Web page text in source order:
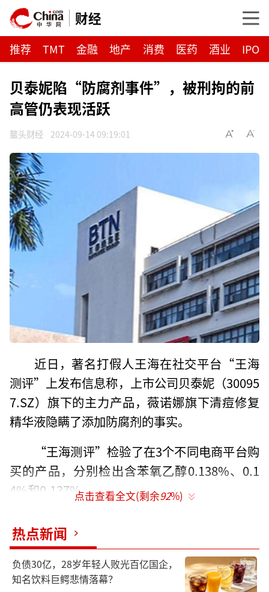
财经
推荐 TMT 金融 地产 消费 医药 酒业 IPO
贝泰妮陷“防腐剂事件”，被刑拘的前
高管仍表现活跃
鳌头财经 2024-09-14 09:19:01
近日，著名打假人王海在社交平台“王海
测评”上发布信息称，上市公司贝泰妮（30095
7.SZ）旗下的主力产品，薇诺娜旗下清痘修复
精华液隐瞒了添加防腐剂的事实。
“王海测评”检验了在3个不同电商平台购
买的产品，分别检出含苯氧乙醇0.138%、0.1
4%和0.137%。
家药监局备案资料中列出原料组成并完整标
注、登记了苯氧乙醇的成分比例、合计苯氧乙
醇理论用量0.125%。
点击查看全文(剩余92%)
热点新闻
负债30亿，28岁年轻人败光百亿国企，
知名饮料巨鳄悲情落幕？